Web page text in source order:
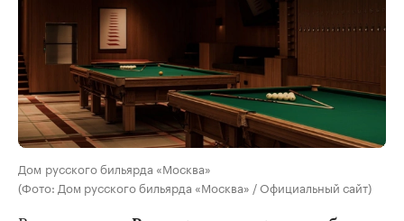
Дом русского бильярда «Москва»
(Фото: Дом русского бильярда «Москва» / Официальный сайт)